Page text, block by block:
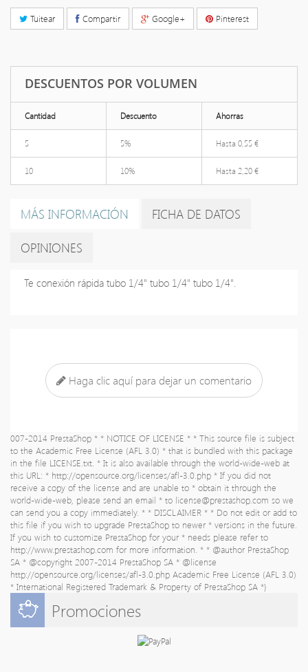
Tuitear Compartir Google+ Pinterest
DESCUENTOS POR VOLUMEN
Cantidad Descuento Ahorras
5 5% Hasta 0,55 €
10 10% Hasta 2,20 €
MÁS INFORMACIÓN FICHA DE DATOS
OPINIONES
Te conexión rápida tubo 1/4" tubo 1/4" tubo 1/4".
Haga clic aquí para dejar un comentario
007-2014 PrestaShop * * NOTICE OF LICENSE * * This source file is subject
to the Academic Free License (AFL 3.0) * that is bundled with this package
in the file LICENSE.txt. * It is also available through the world-wide-web at
this URL: * http://opensource.org/licenses/afl-3.0.php * If you did not
receive a copy of the license and are unable to * obtain it through the
world-wide-web, please send an email * to license@prestashop.com so we
can send you a copy immediately. * * DISCLAIMER * * Do not edit or add to
this file if you wish to upgrade PrestaShop to newer * versions in the future.
If you wish to customize PrestaShop for your * needs please refer to
http://www.prestashop.com for more information. * * @author PrestaShop
SA * @copyright 2007-2014 PrestaShop SA * @license
http://opensource.org/licenses/afl-3.0.php Academic Free License (AFL 3.0)
* International Registered Trademark & Property of PrestaShop SA *}
Promociones